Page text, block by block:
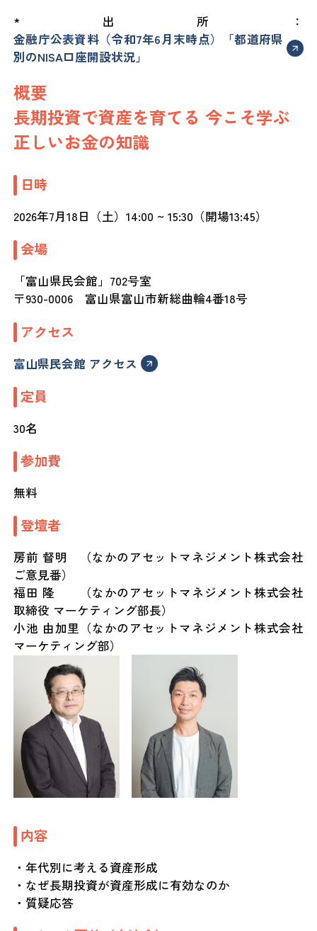
*出所：
金融庁公表資料（令和7年6月末時点）「都道府県
別のNISA口座開設状況」
概要
長期投資で資産を育てる 今こそ学ぶ
正しいお金の知識
日時
2026年7月18日（土）14:00 ~ 15:30（開場13:45）
会場
「富山県民会館」702号室
〒930-0006 富山県富山市新総曲輪4番18号
アクセス
富山県民会館 アクセス
定員
30名
参加費
無料
登壇者
房前 督明 （なかのアセットマネジメント株式会社
ご意見番）
福田 隆 （なかのアセットマネジメント株式会社
取締役 マーケティング部長）
小池 由加里（なかのアセットマネジメント株式会社
マーケティング部）
内容
・年代別に考える資産形成
・なぜ長期投資が資産形成に有効なのか
・質疑応答